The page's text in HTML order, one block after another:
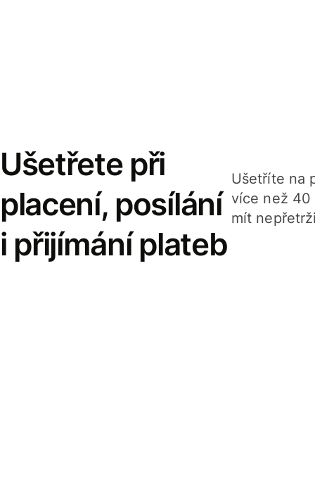
Ušetřete při
placení, posílání
i přijímání plateb
Ušetříte na
více než 40
mít